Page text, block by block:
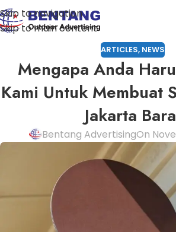
Skip to navigation
Skip to main content
ARTICLES, NEWS
Mengapa Anda
Kami Untuk Membuat
Jakarta
Bentang AdvertisingOn